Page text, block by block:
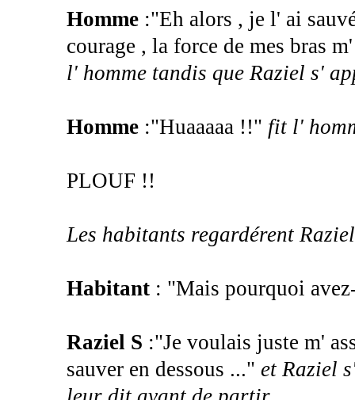
Homme:"Eh alors , je l' ai
courage , la force de mes bras
l' homme tandis que Raziel s'
Homme :"Huaaaaa !!" fit l'
PLOUF !!
Les habitants regardérent
Habitant: "Mais pourquoi
Raziel S :"Je voulais juste m'
sauver en dessous ..." et Raziel